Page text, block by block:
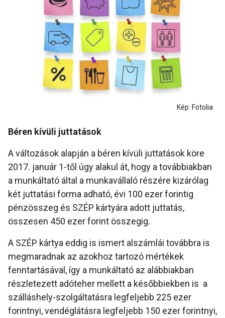
Kép: Fotolia
Béren kívüli juttatások
A változások alapján a béren kívüli juttatások köre
2017. január 1-től úgy alakul át, hogy a továbbiakban
a munkáltató által a munkavállaló részére kizárólag
két juttatási forma adható, évi 100 ezer forintig
pénzösszeg és SZÉP kártyára adott juttatás,
összesen 450 ezer forint összegig.
A SZÉP kártya eddig is ismert alszámlái továbbra is
megmaradnak az azokhoz tartozó mértékek
fenntartásával, így a munkáltató az alábbiakban
részletezett adóteher mellett a későbbiekben is a
szálláshely-szolgáltatásra legfeljebb 225 ezer
forintnyi, vendéglátásra legfeljebb 150 ezer forintnyi,